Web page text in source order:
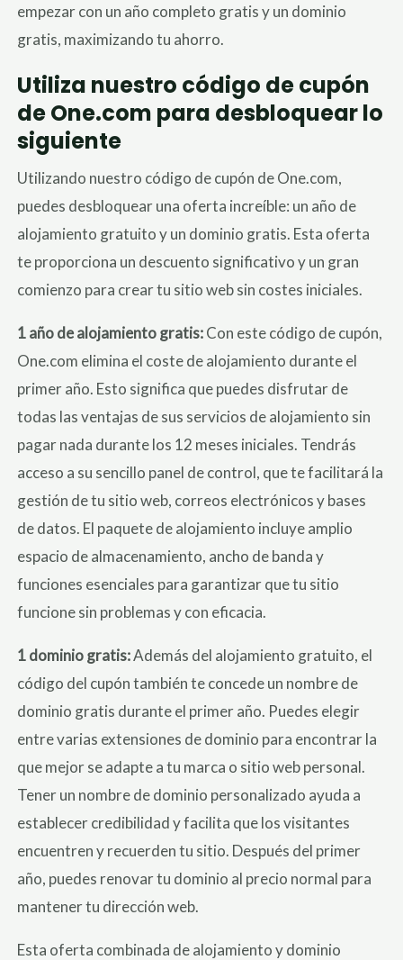
empezar con un año completo gratis y un dominio
gratis, maximizando tu ahorro.
Utiliza nuestro código de cupón
de One.com para desbloquear lo
siguiente
Utilizando nuestro código de cupón de One.com,
puedes desbloquear una oferta increíble: un año de
alojamiento gratuito y un dominio gratis. Esta oferta
te proporciona un descuento significativo y un gran
comienzo para crear tu sitio web sin costes iniciales.
1 año de alojamiento gratis:Con este código de cupón,
One.com elimina el coste de alojamiento durante el
primer año. Esto significa que puedes disfrutar de
todas las ventajas de sus servicios de alojamiento sin
pagar nada durante los 12 meses iniciales. Tendrás
acceso a su sencillo panel de control, que te facilitará la
gestión de tu sitio web, correos electrónicos y bases
de datos. El paquete de alojamiento incluye amplio
espacio de almacenamiento, ancho de banda y
funciones esenciales para garantizar que tu sitio
funcione sin problemas y con eficacia.
1 dominio gratis:Además del alojamiento gratuito, el
código del cupón también te concede un nombre de
dominio gratis durante el primer año. Puedes elegir
entre varias extensiones de dominio para encontrar la
que mejor se adapte a tu marca o sitio web personal.
Tener un nombre de dominio personalizado ayuda a
establecer credibilidad y facilita que los visitantes
encuentren y recuerden tu sitio. Después del primer
año, puedes renovar tu dominio al precio normal para
mantener tu dirección web.
Esta oferta combinada de alojamiento y dominio